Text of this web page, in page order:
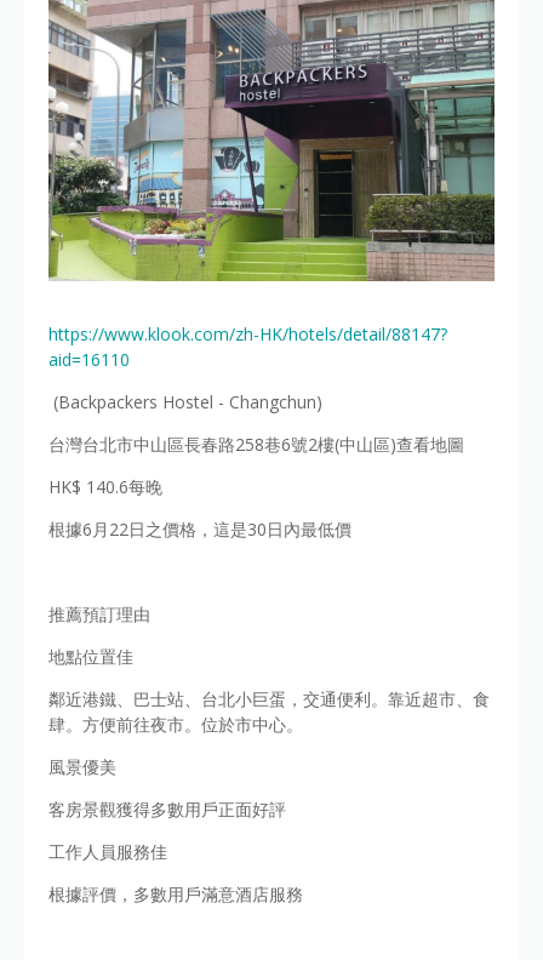
https://www.klook.com/zh-HK/hotels/detail/88147?
aid=16110
(Backpackers Hostel - Changchun)
台灣台北市中山區長春路258巷6號2樓(中山區)查看地圖
HK$ 140.6每晚
根據6月22日之價格，這是30日內最低價
推薦預訂理由
地點位置佳
鄰近港鐵、巴士站、台北小巨蛋，交通便利。靠近超市、食
肆。方便前往夜市。位於市中心。
風景優美
客房景觀獲得多數用戶正面好評
工作人員服務佳
根據評價，多數用戶滿意酒店服務